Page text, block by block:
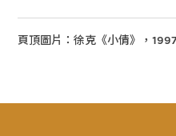
頁頂圖片：徐克《小倩》，